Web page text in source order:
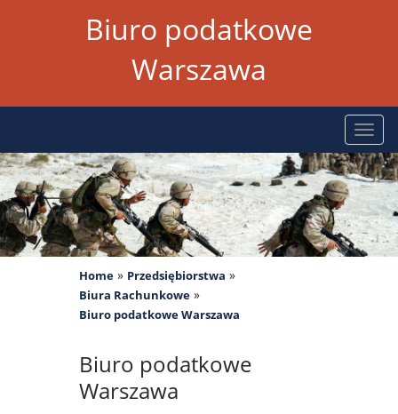
Biuro podatkowe
Warszawa
Home » Przedsiębiorstwa »
Biura Rachunkowe »
Biuro podatkowe Warszawa
Biuro podatkowe
Warszawa